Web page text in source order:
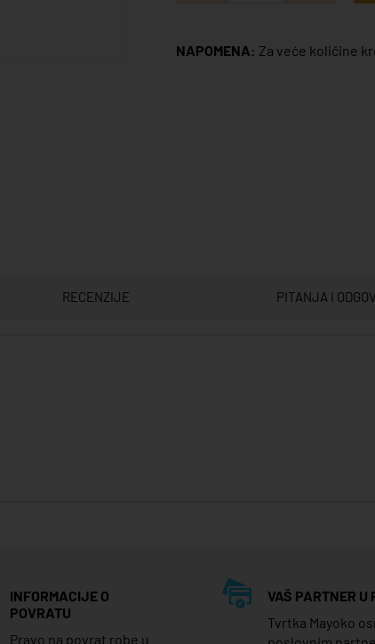
NAPOMENA: Za veće količine
RECENZIJE PITANJA I
INFORMACIJE O
POVRATU
Pravo na povrat robe u
VAŠ PARTNER U
Tvrtka Mayoko